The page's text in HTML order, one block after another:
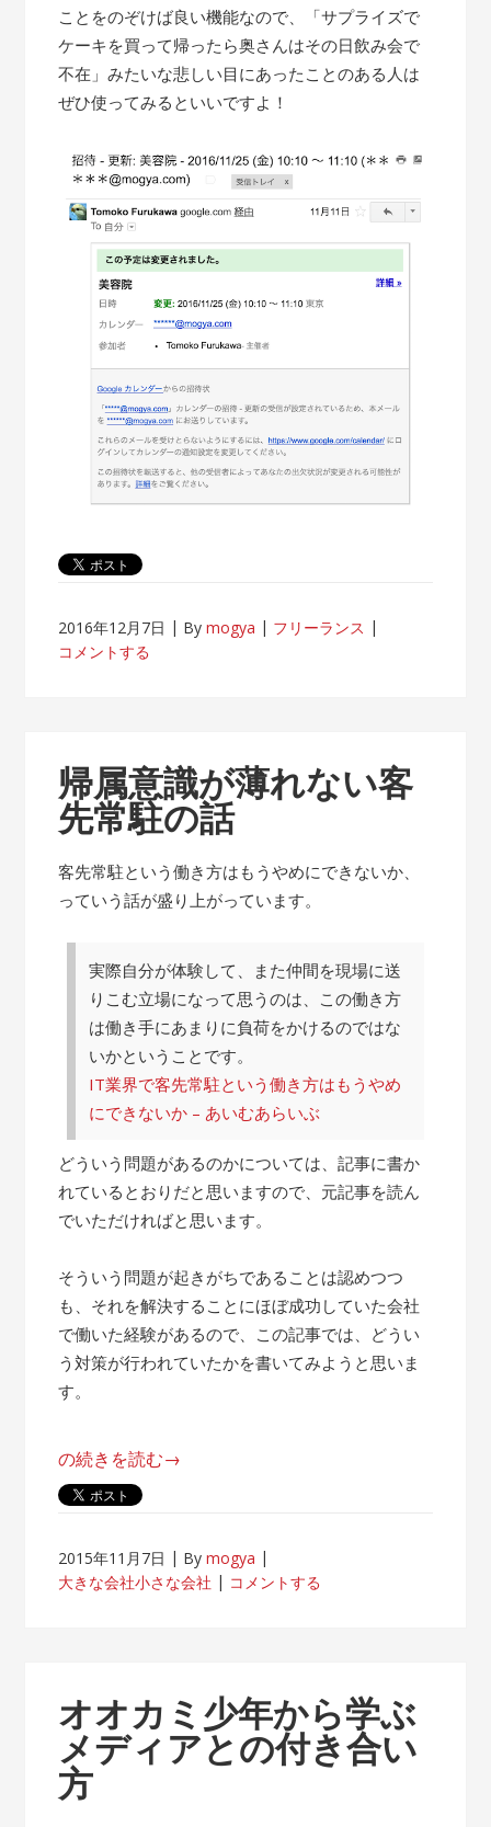
ことをのぞけば良い機能なので、「サプライズで
ケーキを買って帰ったら奥さんはその日飲み会で
不在」みたいな悲しい目にあったことのある人は
ぜひ使ってみるといいですよ！
2016年12月7日 Bymogya
フリーランス
コメントする
帰属意識が薄れない客
先常駐の話
客先常駐という働き方はもうやめにできないか、
っていう話が盛り上がっています。
実際自分が体験して、また仲間を現場に送
りこむ立場になって思うのは、この働き方
は働き手にあまりに負荷をかけるのではな
いかということです。
IT業界で客先常駐という働き方はもうやめ
にできないか – あいむあらいぶ
どういう問題があるのかについては、記事に書か
れているとおりだと思いますので、元記事を読ん
でいただければと思います。
そういう問題が起きがちであることは認めつつ
も、それを解決することにほぼ成功していた会社
で働いた経験があるので、この記事では、どうい
う対策が行われていたかを書いてみようと思いま
す。
“帰
属
が
客
先
常
駐
の続きを読む→
2015年11月7日 Bymogya
大きな会社小さな会社
コメントする
オオカミ少年から学ぶ
メディアとの付き合い
方